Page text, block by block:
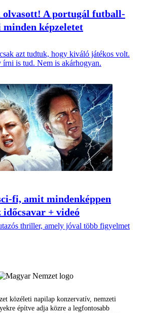
olvasott! A portugál futball-
minden képzeletet
azt tudtuk, hogy kiváló játékos volt.
is tud. Nem is akárhogyan.
fi, amit mindenképpen
+ videó
thriller, amely jóval több figyelmet
közéleti napilap konzervatív, nemzeti
építve adja közre a legfontosabb